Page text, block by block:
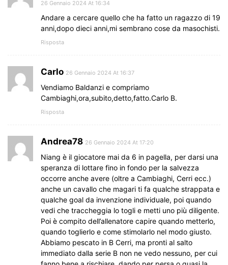
26 Gennaio 2024 At 16:34
Andare a cercare quello che ha fatto un ragazzo di 19
anni,dopo dieci anni,mi sembrano cose da masochisti.
Risposta
Carlo 26 Gennaio 2024 At 16:37
Vendiamo Baldanzi e compriamo
Cambiaghi,ora,subito,detto,fatto.Carlo B.
Risposta
Andrea78 26 Gennaio 2024 At 17:20
Niang è il giocatore mai da 6 in pagella, per darsi una
speranza di lottare fino in fondo per la salvezza
occorre anche avere (oltre a Cambiaghi, Cerri ecc.)
anche un cavallo che magari ti fa qualche strappata e
qualche goal da invenzione individuale, poi quando
vedi che traccheggia lo togli e metti uno più diligente.
Poi è compito dell’allenatore capire quando metterlo,
quando toglierlo e come stimolarlo nel modo giusto.
Abbiamo pescato in B Cerri, ma pronti al salto
immediato dalla serie B non ne vedo nessuno, per cui